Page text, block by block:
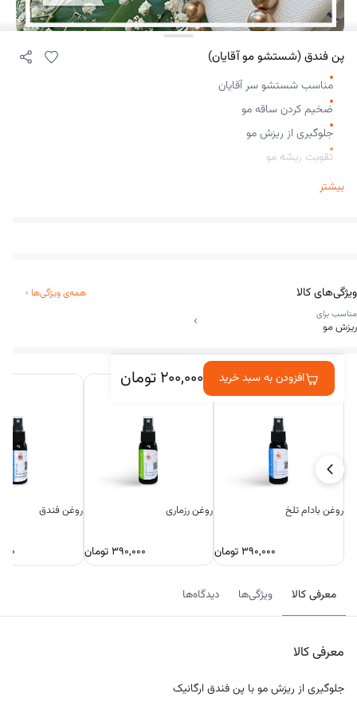
پن فندق (شستشو مو آقایان)
مناسب شستشو سر آقایان
ضخیم کردن ساقه مو
جلوگیری از ریزش مو
تقویت ریشه مو
وزن 100 گرم
بیشتر
ویژگی‌های کالا همه‌ی ویژگی‌ها ›
مناسب برای
ریزش مو ›
۲۰۰,۰۰۰تومان افزودن به سبد خرید
در کنارش خریداری شده
روغن بادام تلخ
۳۹۰,۰۰۰ تومان
روغن رزماری
۳۹۰,۰۰۰تومان
روغن فندق
معرفی کالا ویژگی‌ها دیدگاه‌ها
معرفی کالا
جلوگیری از ریزش مو با پن فندق ارگانیک